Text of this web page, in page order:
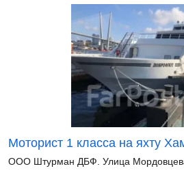
Моторист 1 класса на яхту
ООО Штурман ДБФ. Улица